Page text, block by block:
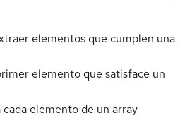
elementos que cumplen una
elemento que satisface un
elemento de un array